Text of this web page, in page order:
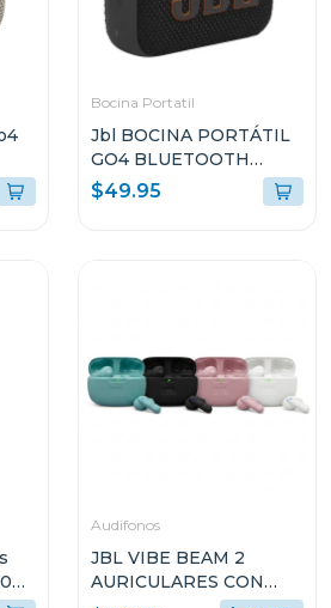
Bocina Portatil
Jbl BOCINA PORTÁTIL
GO4 BLUETOOTH
NEGRO RESISTENTE
AL AGUA Y POLVO GO4
$49.95
Audifonos
JBL VIBE BEAM 2
AURICULARES CON